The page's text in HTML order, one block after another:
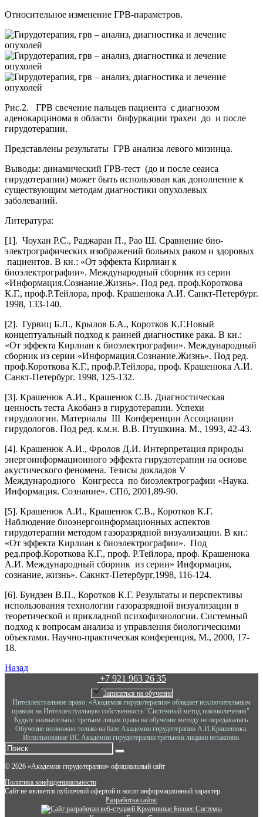
Относительное изменение ГРВ-параметров.
Рис.2. ГРВ свечение пальцев пациента с диагнозом
аденокарцинома в области бифуркации трахеи до и после
гирудотерапии.
Представлены результаты ГРВ анализа левого мизинца.
Выводы: динамический ГРВ-тест (до и после сеанса
гирудотерапии) может быть использован как дополнение к
существующим методам диагностики опухолевых
заболеваний.
Литература:
[1]. Чоухан Р.С., Раджаран П., Рао Ш. Сравнение био-
электрографических изображений больных раком и здоровых
пациентов. В кн.: «От эффекта Кирлиан к
биоэлектрографии». Международный сборник из серии
«Информация.Сознание.Жизнь». Под ред. проф.Короткова
К.Г., проф.Р.Тейлора, проф. Крашенюка А.И. Санкт-Петербург.
1998, 133-140.
[2]. Гурвиц Б.Л., Крылов Б.А., Коротков К.Г.Новый
концептуальный подход к ранней диагностике рака. В кн.:
«От эффекта Кирлиан к биоэлектрографии». Международный
сборник из серии «Информация.Сознание.Жизнь». Под ред.
проф.Короткова К.Г., проф.Р.Тейлора, проф. Крашенюка А.И.
Санкт-Петербург. 1998, 125-132.
[3]. Крашенюк А.И., Крашенюк С.В. Диагностическая
ценность теста Акобанэ в гирудотерапии. Успехи
гирудологии. Материалы III Конференции Ассоциации
гирудологов. Под ред. к.м.н. В.В. Птушкина. М., 1993, 42-43.
[4]. Крашенюк А.И., Фролов Д.И. Интерпретация природы
энергоинформационного эффекта гирудотерапии на основе
акустического феномена. Тезисы докладов V
Международного Конгресса по биоэлектрографии «Наука.
Информация. Сознание». СПб, 2001,89-90.
[5]. Крашенюк А.И., Крашенюк С.В., Коротков К.Г.
Наблюдение биоэнергоинформационных аспектов
гирудотерапии методом газоразрядной визуализации. В кн.:
«От эффекта Кирлиан к биоэлектрографии». Под
ред.проф.Короткова К.Г., проф. Р.Тейлора, проф. Крашенюка
А.И. Международный сборник из серии» Информация,
сознание, жизнь». Сакнкт-Петербург,1998, 116-124.
[6]. Бундзен В.П., Коротков К.Г. Результаты и перспективы
использования технологии газоразрядной визуализации в
теоретической и прикладной психофизиологии. Системный
подход к вопросам анализа и управления биологическими
объектами. Научно-практическая конференция, М., 2000, 17-
18.
Назад
+7 921 963 26 35
Записаться на обучение
Интеллектуальное право: «Академия гирудотерапии» обладает исключительным
правом на Интеллектуальную собственность "Системный метод пиявколечения".
Будьте внимательны: третьим лицам права на обучение методу не передавались.
Обучение возможно только на базе Академии гирудотерапии А.И.Крашенюка.
Использование ИС Академии гирудотерапии третьими лицами незаконно.
© 2026 «Академия гирудотерапии» официальный сайт
Политика конфиденциальности
Сайт не является публичной офертой и носит информационный характер.
Разработка сайта: